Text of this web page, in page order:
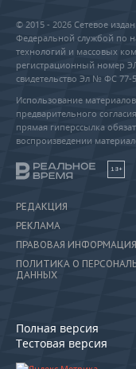
© 2015 - 2026 Сетевое
Федеральной службой по
технологий и массовых
регистрационный номер
свидетельство Эл № ФС 77-
Использование
предварительного
прямая гиперссылка
воспроизведении
18+
РЕДАКЦИЯ
РЕКЛАМА
ПРАВОВАЯ ИНФОРМАЦИЯ
ПОЛИТИКА О
ДАННЫХ
Полная версия
Тестовая версия